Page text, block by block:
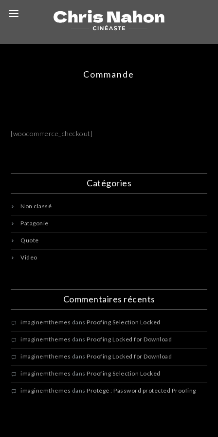
Commande
[woocommerce_checkout]
Catégories
Non classé
Patagonie
Quote
Video
Commentaires récents
imaginemthemes dansProofing Selection Locked
imaginemthemes dansProofing Locked for Download
imaginemthemes dansProofing Locked for Download
imaginemthemes dansProofing Selection Locked
imaginemthemes dansProtégé : Password protected Proofing